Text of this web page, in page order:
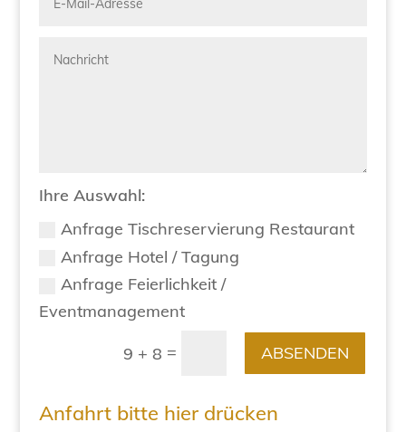
Ihre Auswahl:
Anfrage Tischreservierung Restaurant
Anfrage Hotel / Tagung
Anfrage Feierlichkeit /
Eventmanagement
9 + 8 = ABSENDEN
Anfahrt bitte hier drücken